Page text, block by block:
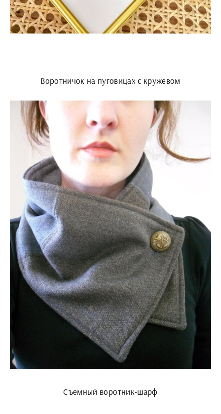
Воротничок на пуговицах с кружевом
Съемный воротник-шарф